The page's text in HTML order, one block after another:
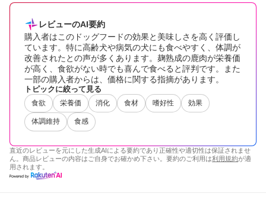
レビューのAI要約
購入者はこのドッグフードの効果と美味しさを高く評価し
ています。特に高齢犬や病気の犬にも食べやすく、体調が
改善されたとの声が多くあります。麹熟成の鹿肉が栄養価
が高く、食欲がない時でも喜んで食べると評判です。また
一部の購入者からは、価格に関する指摘があります。
トピックに絞って見る
食欲 栄養価 消化 食材 嗜好性 効果
体調維持 食感
直近のレビューを元にした生成AIによる要約であり正確性や適切性は保証されませ
ん。商品レビューの内容はご自身でお確かめ下さい。要約のご利用は利用規約が適
用されます。